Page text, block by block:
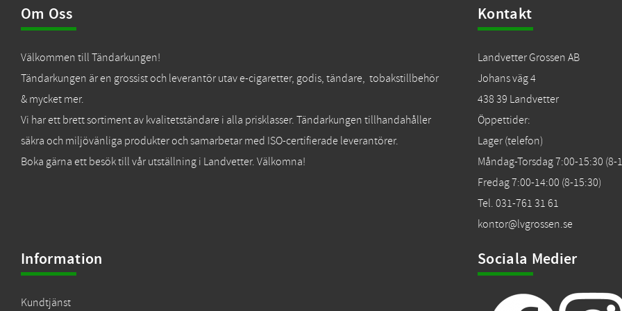
Om Oss
Välkommen till Tändarkungen!
Tändarkungen är en grossist och leverantör utav e-cigaretter, godis, tändare, tobakstillbehör
& mycket mer.
Vi har ett brett sortiment av kvalitetständare i alla prisklasser. Tändarkungen tillhandahåller
säkra och miljövänliga produkter och samarbetar med ISO-certifierade leverantörer.
Boka gärna ett besök till vår utställning i Landvetter. Välkomna!
Kontakt
Landvetter Grossen AB
Johans väg 4
438 39 Landvetter
Öppettider:
Lager (telefon)
Måndag-Torsdag 7:00-15:30 (8-
Fredag 7:00-14:00 (8-15:30)
Tel. 031-761 31 61
kontor@lvgrossen.se
Information
Kundtjänst
Sociala Medier